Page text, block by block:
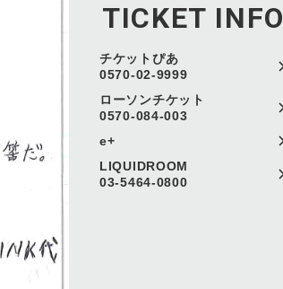
TICKET INFO
チケットぴあ
0570-02-9999
ローソンチケット
0570-084-003
e+
LIQUIDROOM
03-5464-0800